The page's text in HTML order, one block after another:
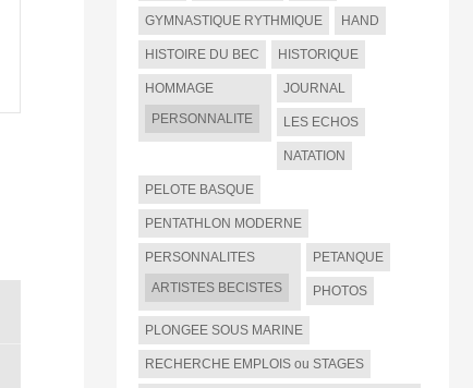
GYMNASTIQUE RYTHMIQUE HAND
HISTOIRE DU BEC HISTORIQUE
HOMMAGE
PERSONNALITE
JOURNAL
LES ECHOS
NATATION
PELOTE BASQUE
PENTATHLON MODERNE
PERSONNALITES
ARTISTES BECISTES
PETANQUE
PHOTOS
PLONGEE SOUS MARINE
RECHERCHE EMPLOIS ou STAGES